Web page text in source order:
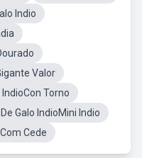
Indio
Valor
IndioCon Torno
Galo IndioMini Indio
Cede